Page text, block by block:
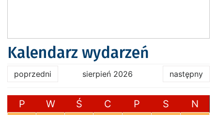
Kalendarz wydarzeń
poprzedni sierpień 2026 następny
P W Ś C P S N